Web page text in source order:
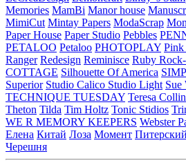
Memories MamBi Manor house
MimiCut Mintay Papers ModaScrap
Paper House Paper Studio Pebbles
PETALOO Petaloo PHOTOPLAY Pink
Ranger Redesign Reminisce Ruby
COTTAGE Silhouette Of America
Superior Studio Calico Studio Light Sue
TECHNIQUE TUESDAY Teresa
Theton Tilda Tim Holtz Tonic Stidios
WE R MEMORY KEEPERS Webster
Елена Китай Лоза Момент
Черешня